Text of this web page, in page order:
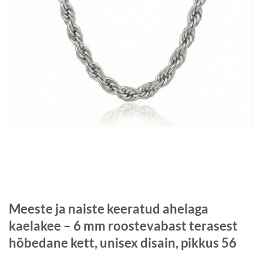
Meeste ja naiste keeratud ahelaga
kaelakee – 6 mm roostevabast terasest
hõbedane kett, unisex disain, pikkus 56